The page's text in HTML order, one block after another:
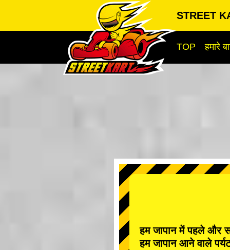
STREET
TOP हमारे
हम जापान मेंपहलेऔर
हम जापान आने वाले